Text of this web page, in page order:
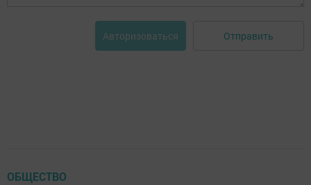
Авторизоваться Отправить
ОБЩЕСТВО